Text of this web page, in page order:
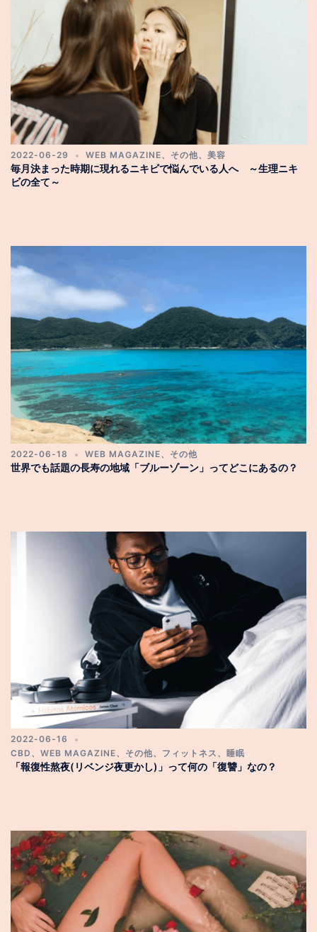
2022-06-29 WEB MAGAZINE、 その他、 美容
毎月決まった時期に現れるニキビで悩んでいる人へ ～生理ニキ
ビの全て～
2022-06-18 WEB MAGAZINE、 その他
世界でも話題の長寿の地域「ブルーゾーン」ってどこにあるの？
2022-06-16
CBD 、 WEB MAGAZINE、 その他、 フィットネス 、 睡眠
「報復性熬夜(リベンジ夜更かし)」って何の「復讐」なの？